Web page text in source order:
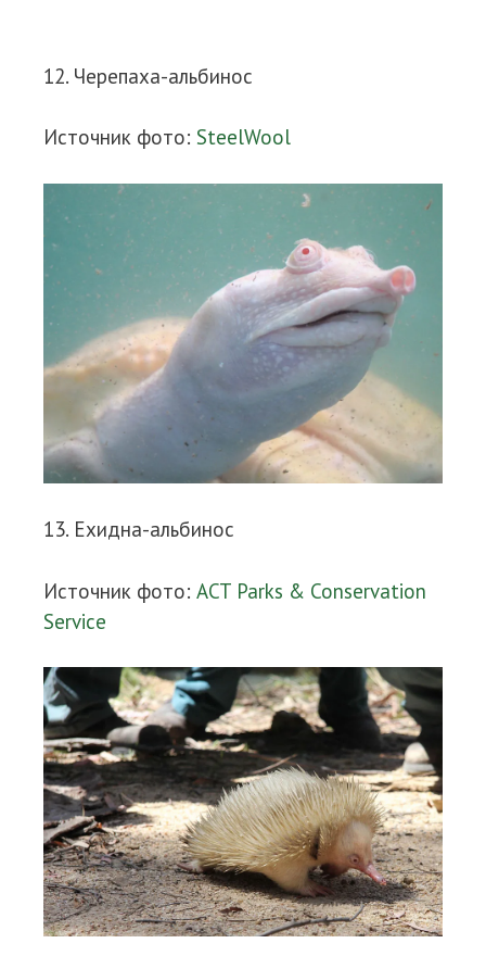
12. Черепаха-альбинос
Источник фото: SteelWool
13. Ехидна-альбинос
Источник фото: ACT Parks & Conservation
Service